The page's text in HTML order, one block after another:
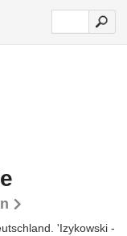
'Izykowski -